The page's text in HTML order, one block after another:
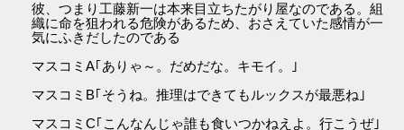
彼、つまり工藤新一は本来目立ちたがり屋なのである。組
織に命を狙われる危険があるため、おさえていた感情が一
気にふきだしたのである
マスコミA｢ありゃ～。だめだな。キモイ。｣
マスコミB｢そうね。推理はできてもルックスが最悪ね｣
マスコミC｢こんなんじゃ誰も食いつかねえよ。行こうぜ｣